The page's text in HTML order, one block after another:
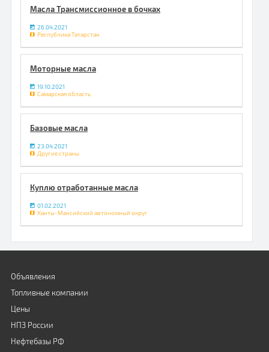
Масла Трансмиссионное в бочках
26.04.2021
Республика Татарстан
Моторные масла
19.10.2021
Самарская область
Базовые масла
23.04.2021
Другие страны
Куплю отработанные масла
01.02.2021
Ханты-Мансийский автономный округ
Объявления
Топливные компании
Цены
НПЗ России
Нефтебазы РФ